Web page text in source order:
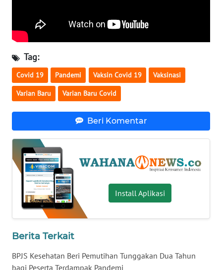
Tag:
Covid 19 Pandemi Vaksin Covid 19 Vaksinasi
Varian Baru Varian Baru Covid
Beri Komentar
Install Aplikasi
Berita Terkait
BPJS Kesehatan Beri Pemutihan Tunggakan Dua Tahun
bagi Peserta Terdampak Pandemi
RIAU
WN
SERAMBI
WN
JAMBI
WN
SULTRA
WN
NTB
WN
SULTENG
SULBAR